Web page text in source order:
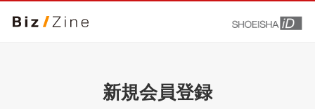
新規会員登録